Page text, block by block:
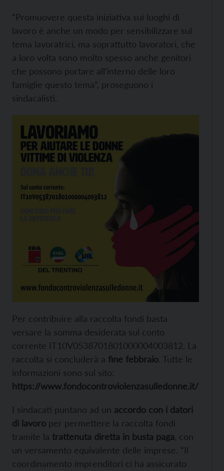
“Promuovere questa iniziativa sui luoghi di
lavoro è anche un modo per sensibilizzare sul
tema lavoratrici, ma soprattutto lavoratori, che
a loro volta sono molto spesso anche genitori
che possono portare all’interno delle loro
famiglie questo tema”, proseguono i
sindacalisti.
Per contribuire alla raccolta fondi basta
versare la somma desiderata sul conto
corrente IT10V0538701801000004003812. La
raccolta si concluderà a fine febbraio. Tutte le
informazioni sono sul sito:
https://www.fondocontroviolenzasulledonne.it/
I sindacati puntano ad un accordo con i datori
di lavoro per permettere la raccolta fondi
tramite la trattenuta diretta in busta paga, con
un versamento equivalente delle imprese. “Il
coordinamento imprenditori ci ha assicurato